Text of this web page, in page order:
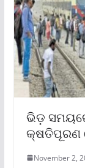
ଭିଡ଼
କ୍ଷତିପୂରଣ
November 2,